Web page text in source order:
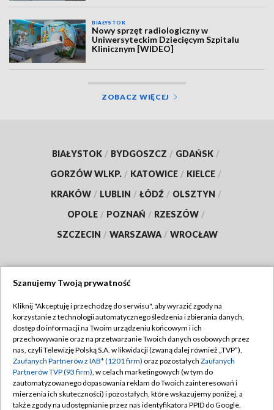
BIAŁYSTOK
Nowy sprzęt radiologiczny w
Uniwersyteckim Dziecięcym Szpitalu
Klinicznym [WIDEO]
ZOBACZ WIĘCEJ
BIAŁYSTOK / BYDGOSZCZ / GDAŃSK /
GORZÓW WLKP. / KATOWICE / KIELCE /
KRAKÓW / LUBLIN / ŁÓDŹ / OLSZTYN /
OPOLE / POZNAŃ / RZESZÓW /
SZCZECIN / WARSZAWA / WROCŁAW
TVP
Abonament TVP
Emisja w TVP
Centrum informacji TVP
Naziemna Telewizja Cyfrowa
Regulamin TVP
Polityka prywatności
Moje zgody
Pomoc
Szanujemy Twoją prywatność
Kliknij "Akceptuję i przechodzę do serwisu", aby wyrazić zgody na
korzystanie z technologii automatycznego śledzenia i zbierania danych,
dostęp do informacji na Twoim urządzeniu końcowym i ich
przechowywanie oraz na przetwarzanie Twoich danych osobowych przez
nas, czyli Telewizję Polską S.A. w likwidacji (zwaną dalej również „TVP”),
Zaufanych Partnerów z IAB* (1201 firm) oraz pozostałych Zaufanych
Partnerów TVP (93 firm), w celach marketingowych (w tym do
zautomatyzowanego dopasowania reklam do Twoich zainteresowań i
mierzenia ich skuteczności) i pozostałych, które wskazujemy poniżej, a
także zgody na udostępnianie przez nas identyfikatora PPID do Google.